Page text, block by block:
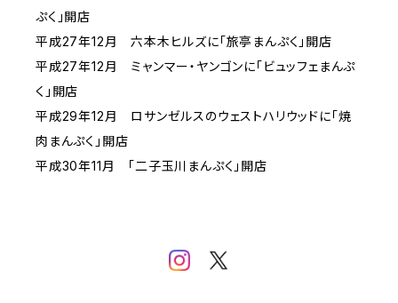
ぷく」開店
平成27年12月 六本木ヒルズに「旅亭まんぷく」開店
平成27年12月 ミャンマー・ヤンゴンに「ビュッフェまんぷ
く」開店
平成29年12月 ロサンゼルスのウェストハリウッドに「焼
肉まんぷく」開店
平成30年11月 「二子玉川まんぷく」開店